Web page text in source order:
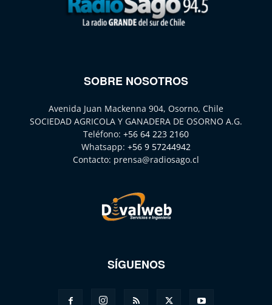
SOBRE NOSOTROS
Avenida Juan Mackenna 904, Osorno, Chile
SOCIEDAD AGRICOLA Y GANADERA DE OSORNO A.G.
Teléfono: +56 64 223 2160
Whatsapp: +56 9 57244942
Contacto: prensa@radiosago.cl
SÍGUENOS